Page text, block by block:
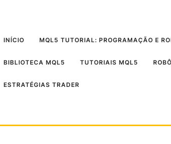
INÍCIO MQL5 TUTORIAL: PROGRAMAÇÃO E
BIBLIOTECA MQL5 TUTORIAIS MQL5
ESTRATÉGIAS TRADER